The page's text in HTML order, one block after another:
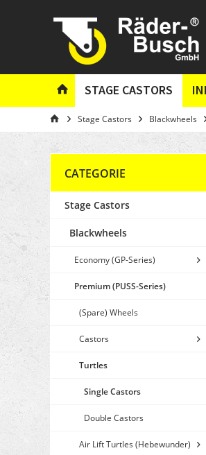
STAGE CASTORS
Stage Castors Blackwheels
CATEGORIE
Stage Castors
Blackwheels
Economy (GP-Series)
Premium (PUSS-Series)
(Spare) Wheels
Castors
Turtles
Single Castors
Double Castors
Air Lift Turtles (Hebewunder)